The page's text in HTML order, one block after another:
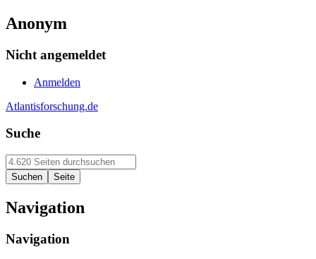
Anonym
Nicht angemeldet
Anmelden
Atlantisforschung.de
Suche
Navigation
Navigation